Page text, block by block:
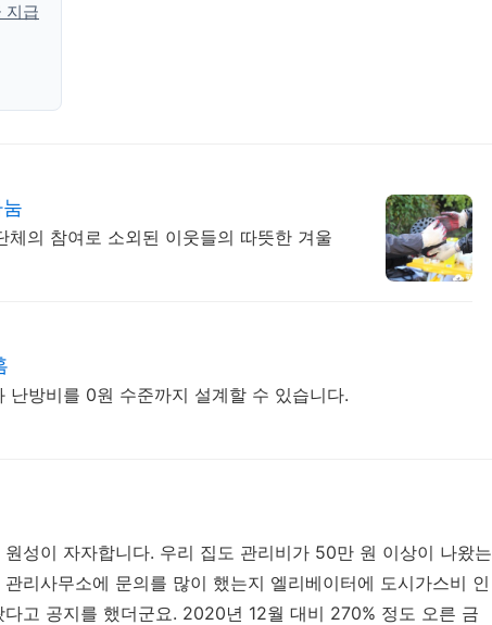
지급
의 참여로 소외된 이웃들의 따뜻한 겨울
난방비를 0원 수준까지 설계할 수 있습니다.
성이 자자합니다. 우리 집도 관리비가 50만 원 이상이 나왔는
리사무소에 문의를 많이 했는지 엘리베이터에 도시가스비 인
고 공지를 했더군요. 2020년 12월 대비 270% 정도 오른 금